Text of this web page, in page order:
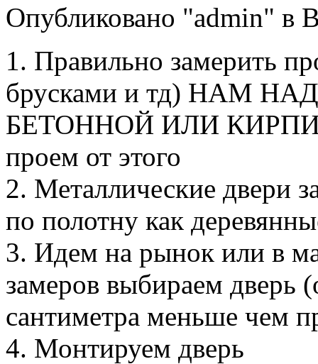
Опубликовано "admin" в
1. Правильно замерить
брусками и тд) НАМ
БЕТОННОЙ ИЛИ
проем от этого
2. Металлические двери
по полотну как
3. Идем на рынок или в
замеров выбираем дверь
сантиметра меньше чем
4. Монтируем дверь